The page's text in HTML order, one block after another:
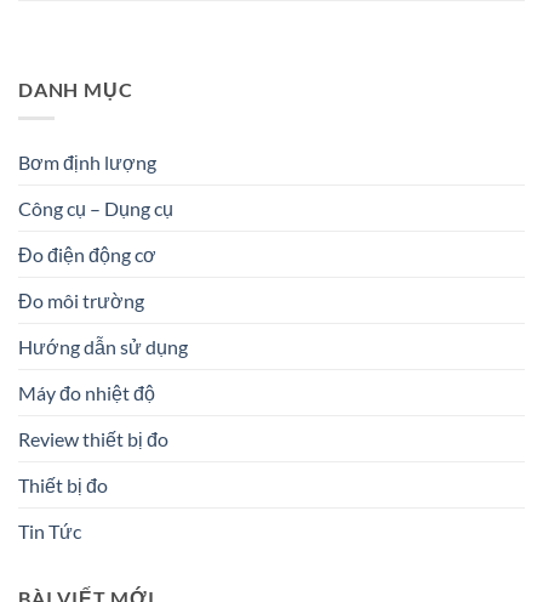
DANH MỤC
Bơm định lượng
Công cụ – Dụng cụ
Đo điện động cơ
Đo môi trường
Hướng dẫn sử dụng
Máy đo nhiệt độ
Review thiết bị đo
Thiết bị đo
Tin Tức